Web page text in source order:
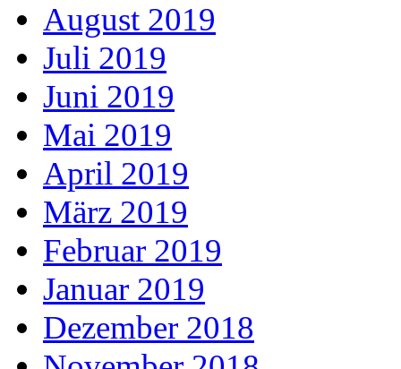
August 2019
Juli 2019
Juni 2019
Mai 2019
April 2019
März 2019
Februar 2019
Januar 2019
Dezember 2018